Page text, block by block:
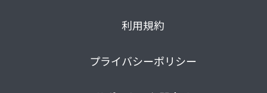
利用規約
プライバシーポリシー